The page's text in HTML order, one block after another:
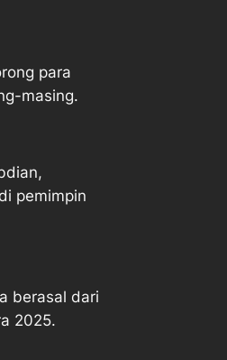
para
masing.
pemimpin
berasal dari
2025.